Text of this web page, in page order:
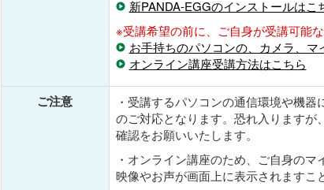
新PANDA-EGGのインストールはこ
※受講希望の前に、ご自身が受講可能
お手持ちのパソコンの、カメラ、
オンライン講座受講方法はこちら
ご注意
・受講するパソコンの通信環境や機
のご対応となります。恐れ入ります
確認をお願いいたします。
・オンライン講座のため、ご自身の
映像やお声が画面上に表示されますこ